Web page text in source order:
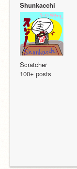
Shunkacchi
Scratcher
100+ posts